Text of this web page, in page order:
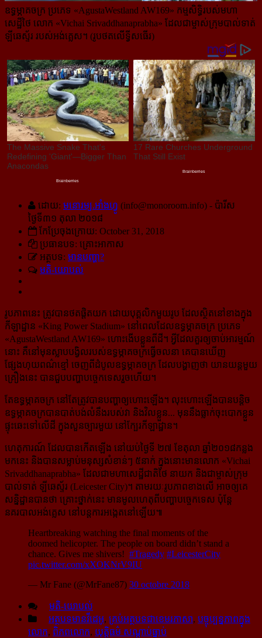
ឧទ្ធម្ភាគចក្រ ប្រភេទ «AgustaWestland AW169» កម្មសិទ្ធិរបស់មហា
សេដ្ឋីថៃ លោក «Vichai Srivaddhanaprabha» ដែលជាម្ចាស់ក្រុមបាល់ទាត់
ឡីឆេស្ទ័រ របស់អង់គ្លេស។ (រូបថតលើទ្វីសធើរ)
ដោយ: មនោរម្យ.អាំងហ្វូ (info@monoroom.info) - ប៉ារីស
ថ្ងៃទី៣១ តុលា ២០១៨
កែប្រែចុងក្រោយ: October 31, 2018
ប្រធានបទ: គ្រោះអាកាស
អត្ថបទ: មានបញ្ហា?
មតិ-យោបល់
រូបភាពនេះ ត្រូវបានថតផ្តិតយក​ ដោយបុគ្គលិកមួយរូប ដែលស្ថិតនៅខាងក្នុង
កីឡាដ្ឋាន «King Power Stadium» នៅពេលដែលឧទ្ធម្ភាគចក្រ ប្រភេទ
«AgustaWestland AW169» ហោះងើបខ្លួនពីដី។ អ្វីដែលគួរឲ្យចាប់អារម្មណ៍
នោះ គឺនៅមុនស្លាបបង្វិលរបស់ឧទ្ធម្ភាគចក្រធ្វើចលនា គេបានឃើញ
ផ្សែងហុយពណ៌ខ្មៅ ចេញពីដំបូលឧទ្ធម្ភាគចក្រ ដែលបង្ហាញថា យានយន្ដមួយ
គ្រឿងនេះ បានជួបបញ្ហាបច្ចេកទេសរួចហើយ។
តែឧទ្ធម្ភាគចក្រ នៅតែត្រូវបានបញ្ហាឲ្យហោះឡើង។ លុះហោះឡើងបានបន្តិច
ឧទ្ធម្ភាគចក្របានបាត់បង់លំនឹងរបស់វា និងវិលខ្លួន... មុននឹងធ្លាក់ចុះបោកខ្លួន
ផ្ទុះឆេះទៅលើដី ក្នុងសួនច្បារមួយ នៅក្បែរកីឡាដ្ឋាន។
ហេតុការណ៍ ដែលបានកើតឡើង នៅយប់ថ្ងៃទី ២៧ ខែតុលា ឆ្នាំ២០១៨កន្លង
មកនេះ និងបានសម្លាប់មនុស្សសំខាន់ៗ ៥នាក់ ក្នុងនោះមានលោក «Vichai
Srivaddhanaprabha» ដែលជាមហាសេដ្ឋីជាតិថៃ នាយក និងជាម្ចាស់ក្រុម
បាល់ទាត់ ឡីឆេស្ទ័រ (Leicester City)។ តាមរយៈរូបភាពខាងលើ អាចឲ្យគេ
សន្និដ្ឋានបានថា គ្រោះថ្នាក់នេះ មានមូលហេតុពីបញ្ហាបច្ចេកទេស ប៉ុន្តែ
នគរបាលអង់គ្លេស នៅបន្តការអង្កេតនៅឡើយ៕
Heartbreaking watching the final moments of the
doomed helicopter. The people on board didn’t stand a
chance. Gives me shivers! #Tragedy #LeicesterCity
pic.twitter.com/xXOKNrV9IU
— Mr Fane (@MrFane87) 30 octobre 2018
មតិ-យោបល់
អត្ថបទមានវីដេអូ, គ្រប់អត្ថបទជាខេមរភាសា, បច្ចុប្បន្នភាពក្នុង
លោក, ពិភពលោក, យុត្តិធម៌ សណ្ដាប់ធ្នាប់